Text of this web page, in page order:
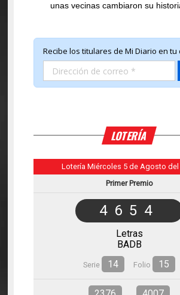
unas vecinas cambiaron su
LOTERÍA
Lotería Miércoles 5 de Agosto del
Primer Premio
4654
Letras
BADB
Serie 14 Folio 15